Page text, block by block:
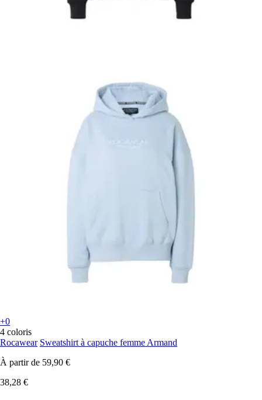
+0
4 coloris
Rocawear Sweatshirt à capuche femme Armand
À partir de 59,90 €
38,28 €